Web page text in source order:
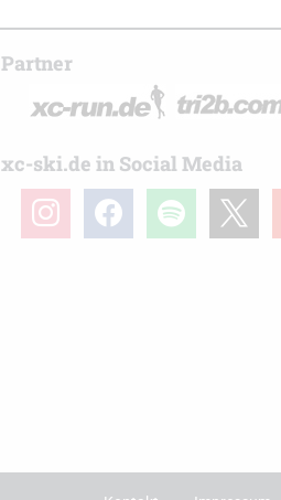
Partner
xc-ski.de in Social Media
instagramfacebookspotify